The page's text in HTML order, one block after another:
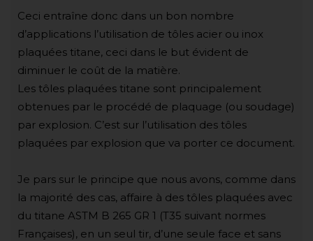
Ceci entraîne donc dans un bon nombre
d’applications l’utilisation de tôles acier ou inox
plaquées titane, ceci dans le but évident de
diminuer le coût de la matière.
Les tôles plaquées titane sont principalement
obtenues par le procédé de plaquage (ou soudage)
par explosion. C’est sur l’utilisation des tôles
plaquées par explosion que va porter ce document.
Je pars sur le principe que nous avons, comme dans
la majorité des cas, affaire à des tôles plaquées avec
du titane ASTM B 265 GR 1 (T35 suivant normes
Françaises), en un seul tir, d’une seule face et sans